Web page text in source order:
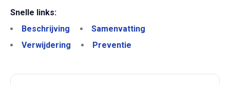
Snelle links:
Beschrijving
Samenvatting
Verwijdering
Preventie